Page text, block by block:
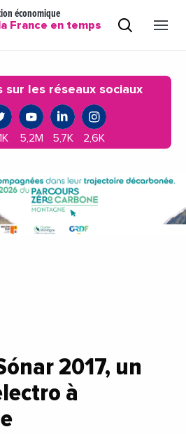
économique
France en temps
sur les réseaux sociaux
5,2M 5,7K 2,6K
2017, un
à